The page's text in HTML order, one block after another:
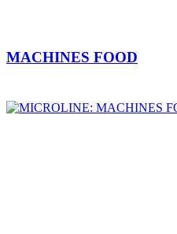
MACHINES FOOD